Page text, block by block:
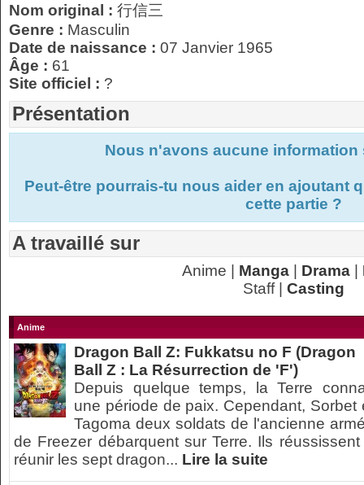
Nom original : 行信三
Genre : Masculin
Date de naissance : 07 Janvier 1965
Âge : 61
Site officiel : ?
Présentation
Nous n'avons aucune
Peut-être pourrais-tu nous aider en ajoutant
cette partie ?
A travaillé sur
Anime | Manga| Drama|
Staff | Casting
Anime
Dragon Ball Z: Fukkatsu no F (Dragon
Ball Z : La Résurrection de 'F')
Depuis quelque temps, la Terre
une période de paix. Cependant, Sorbet
Tagoma deux soldats de l'ancienne
de Freezer débarquent sur Terre. Ils réussissent
réunir les sept dragon... Lire la suite